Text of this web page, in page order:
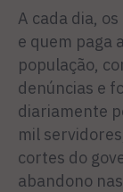
A cada dia,
e quem paga
população,
denúncias e
diariamen­te
mil
cortes do
abandono